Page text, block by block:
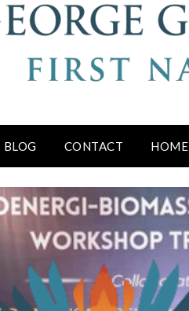
BLOG CONTACT HOME